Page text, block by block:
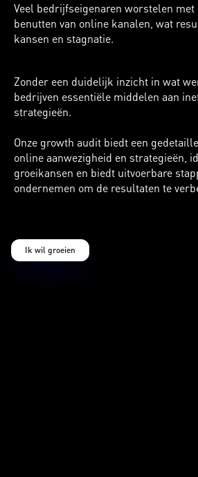
Veel bedrijfseigenaren worstelen
benutten van online kanalen, wat
kansen en stagnatie.
Zonder een duidelijk inzicht in wat
bedrijven essentiële middelen aan
strategieën.
Onze growth audit biedt een
online aanwezigheid en strategieën,
groeikansen en biedt uitvoerbare
ondernemen om de resultaten te
Ik wil groeien